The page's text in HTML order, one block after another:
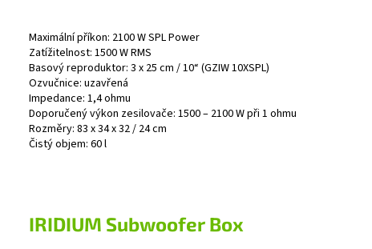
Maximální příkon: 2100 W SPL Power
Zatížitelnost: 1500 W RMS
Basový reproduktor: 3 x 25 cm / 10“ (GZIW 10XSPL)
Ozvučnice: uzavřená
Impedance: 1,4 ohmu
Doporučený výkon zesilovače: 1500 – 2100 W při 1 ohmu
Rozměry: 83 x 34 x 32 / 24 cm
Čistý objem: 60 l
IRIDIUM Subwoofer Box